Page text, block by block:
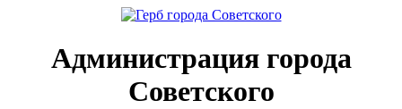
Администрация города
Советского